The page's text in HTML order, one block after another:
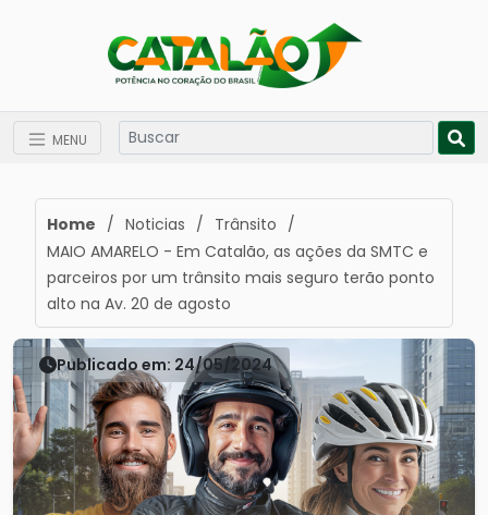
MENU
Home / Noticias / Trânsito /
MAIO AMARELO - Em Catalão, as ações da SMTC e
parceiros por um trânsito mais seguro terão ponto
alto na Av. 20 de agosto
Publicado em: 24/05/2024